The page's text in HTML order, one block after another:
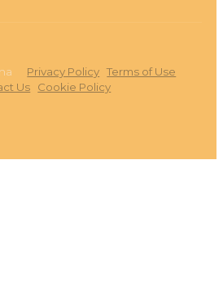
Privacy Policy Terms of Use
Us
Cookie Policy